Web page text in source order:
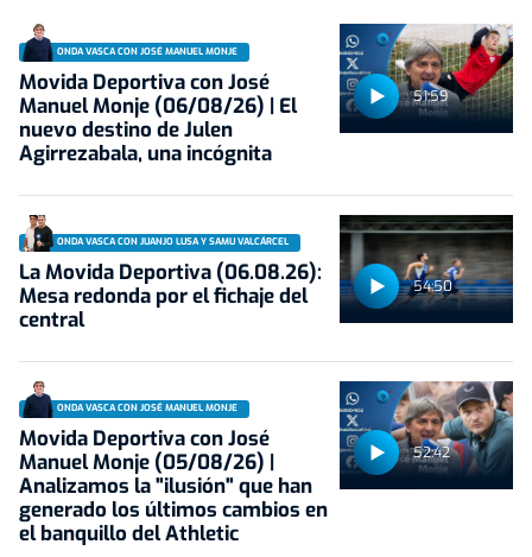
51:59
ONDA VASCA CON JOSÉ MANUEL MONJE
Movida Deportiva con José
Manuel Monje (06/08/26) | El
nuevo destino de Julen
Agirrezabala, una incógnita
54:50
ONDA VASCA CON JUANJO LUSA Y SAMU VALCÁRCEL
La Movida Deportiva (06.08.26):
Mesa redonda por el fichaje del
central
52:42
ONDA VASCA CON JOSÉ MANUEL MONJE
Movida Deportiva con José
Manuel Monje (05/08/26) |
Analizamos la "ilusión" que han
generado los últimos cambios en
el banquillo del Athletic